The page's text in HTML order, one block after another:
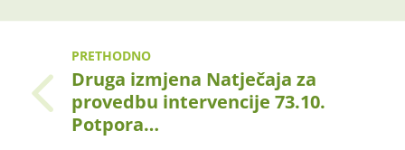
PRETHODNO
Druga izmjena Natječaja za
provedbu intervencije 73.10.
Potpora…